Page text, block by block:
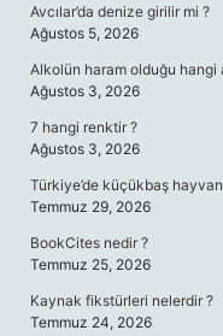
Avcılar’da denize girilir mi ?
Ağustos 5, 2026
Alkolün haram olduğu hangi
Ağustos 3, 2026
7 hangi renktir ?
Ağustos 3, 2026
Türkiye’de küçükbaş
Temmuz 29, 2026
BookCites nedir ?
Temmuz 25, 2026
Kaynak fikstürleri nelerdir ?
Temmuz 24, 2026